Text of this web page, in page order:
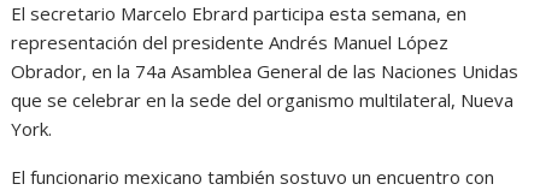
El secretario Marcelo Ebrard participa esta semana, en
representación del presidente Andrés Manuel López
Obrador, en la 74a Asamblea General de las Naciones Unidas
que se celebrar en la sede del organismo multilateral, Nueva
York.
El funcionario mexicano también sostuvo un encuentro con